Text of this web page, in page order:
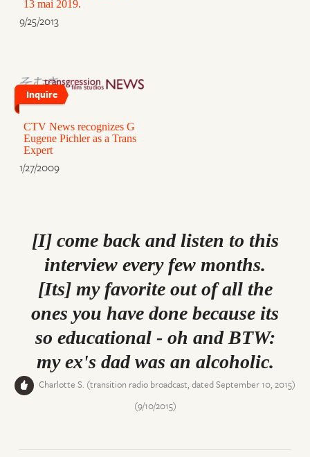
13 mai 2019.
9/25/2013
Inquire
CTV News recognizes G
Eugene Pichler as a Trans
Expert
1/27/2009
[I] come back and listen to this
interview every few months.
[Its] my favorite out of all the
ones you have done because its
so educational - oh and BTW:
my ex's dad was an alcoholic.
Charlotte S. (transition radio broadcast, dated September 10, 2015)
(9/10/2015)